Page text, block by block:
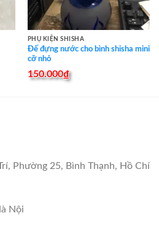
PHỤ KIỆN SHISHA
Đế đựng nước cho bình shisha mini
cỡ nhỏ
150.000₫
Phường 25, Bình Thạnh, Hồ Chí
Nội